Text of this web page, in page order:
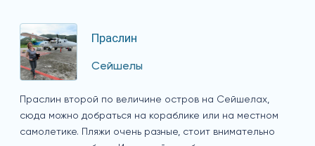
Праслин
Сейшелы
Праслин второй по величине остров на Сейшелах,
сюда можно добраться на кораблике или на местном
самолетике. Пляжи очень разные, стоит внимательно